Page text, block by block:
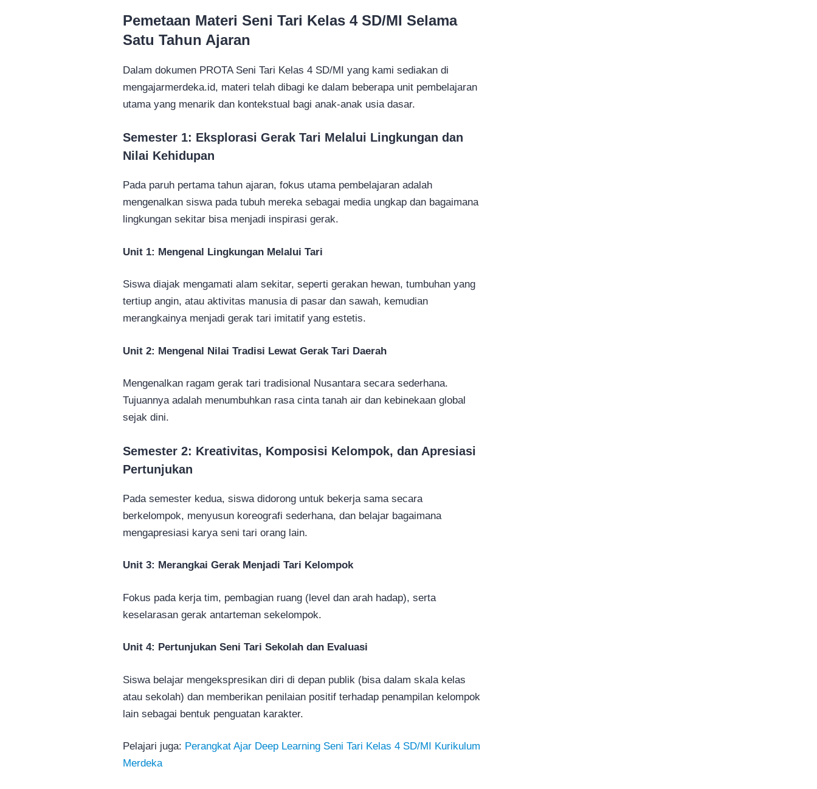
Pemetaan Materi Seni Tari Kelas 4 SD/MI Selama
Satu Tahun Ajaran
Dalam dokumen PROTA Seni Tari Kelas 4 SD/MI yang kami sediakan di
mengajarmerdeka.id, materi telah dibagi ke dalam beberapa unit pembelajaran
utama yang menarik dan kontekstual bagi anak-anak usia dasar.
Semester 1: Eksplorasi Gerak Tari Melalui Lingkungan dan
Nilai Kehidupan
Pada paruh pertama tahun ajaran, fokus utama pembelajaran adalah
mengenalkan siswa pada tubuh mereka sebagai media ungkap dan bagaimana
lingkungan sekitar bisa menjadi inspirasi gerak.
Unit 1: Mengenal Lingkungan Melalui Tari
Siswa diajak mengamati alam sekitar, seperti gerakan hewan, tumbuhan yang
tertiup angin, atau aktivitas manusia di pasar dan sawah, kemudian
merangkainya menjadi gerak tari imitatif yang estetis.
Unit 2: Mengenal Nilai Tradisi Lewat Gerak Tari Daerah
Mengenalkan ragam gerak tari tradisional Nusantara secara sederhana.
Tujuannya adalah menumbuhkan rasa cinta tanah air dan kebinekaan global
sejak dini.
Semester 2: Kreativitas, Komposisi Kelompok, dan Apresiasi
Pertunjukan
Pada semester kedua, siswa didorong untuk bekerja sama secara
berkelompok, menyusun koreografi sederhana, dan belajar bagaimana
mengapresiasi karya seni tari orang lain.
Unit 3: Merangkai Gerak Menjadi Tari Kelompok
Fokus pada kerja tim, pembagian ruang (level dan arah hadap), serta
keselarasan gerak antarteman sekelompok.
Unit 4: Pertunjukan Seni Tari Sekolah dan Evaluasi
Siswa belajar mengekspresikan diri di depan publik (bisa dalam skala kelas
atau sekolah) dan memberikan penilaian positif terhadap penampilan kelompok
lain sebagai bentuk penguatan karakter.
Pelajari juga: Perangkat Ajar Deep Learning Seni Tari Kelas 4 SD/MI Kurikulum
Merdeka